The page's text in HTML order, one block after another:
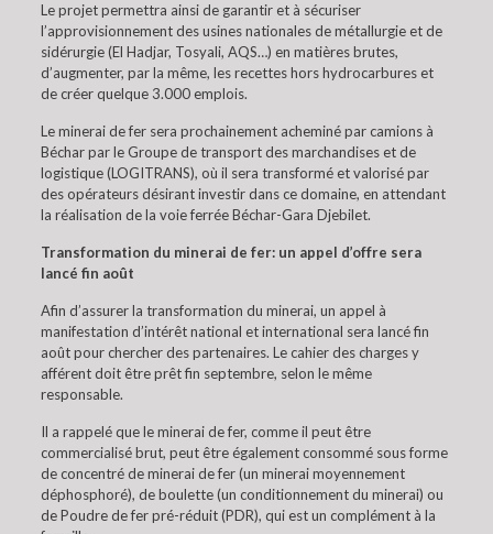
Le projet permettra ainsi de garantir et à sécuriser
l’approvisionnement des usines nationales de métallurgie et de
sidérurgie (El Hadjar, Tosyali, AQS…) en matières brutes,
d’augmenter, par la même, les recettes hors hydrocarbures et
de créer quelque 3.000 emplois.
Le minerai de fer sera prochainement acheminé par camions à
Béchar par le Groupe de transport des marchandises et de
logistique (LOGITRANS), où il sera transformé et valorisé par
des opérateurs désirant investir dans ce domaine, en attendant
la réalisation de la voie ferrée Béchar-Gara Djebilet.
Transformation du minerai de fer: un appel d’offre sera
lancé fin août
Afin d’assurer la transformation du minerai, un appel à
manifestation d’intérêt national et international sera lancé fin
août pour chercher des partenaires. Le cahier des charges y
afférent doit être prêt fin septembre, selon le même
responsable.
Il a rappelé que le minerai de fer, comme il peut être
commercialisé brut, peut être également consommé sous forme
de concentré de minerai de fer (un minerai moyennement
déphosphoré), de boulette (un conditionnement du minerai) ou
de Poudre de fer pré-réduit (PDR), qui est un complément à la